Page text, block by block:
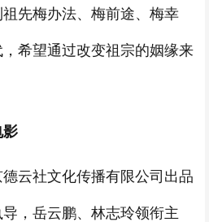
先梅办法、梅前途、梅幸
希望通过改变祖宗的姻缘来
影
德云社文化传播有限公司出品
，岳云鹏、林志玲领衔主